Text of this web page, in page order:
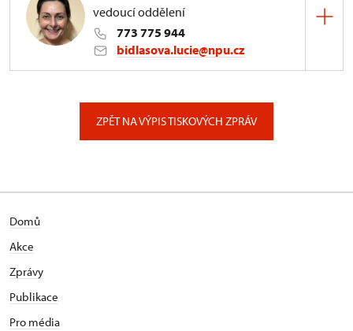
vedoucí oddělení
773 775 944
bidlasova.lucie@npu.cz
ZPĚT NA VÝPIS TISKOVÝCH ZPRÁV
Domů
Akce
Zprávy
Publikace
Pro média